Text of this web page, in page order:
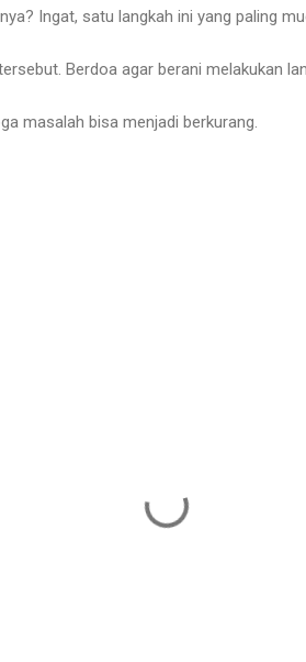
Ingat, satu langkah ini yang paling
Berdoa agar berani melakukan
masalah bisa menjadi berkurang.